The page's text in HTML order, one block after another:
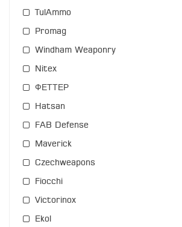
TulAmmo
Promag
Windham Weaponry
Nitex
ФЕТТЕР
Hatsan
FAB Defense
Maverick
Czechweapons
Fiocchi
Victorinox
Ekol